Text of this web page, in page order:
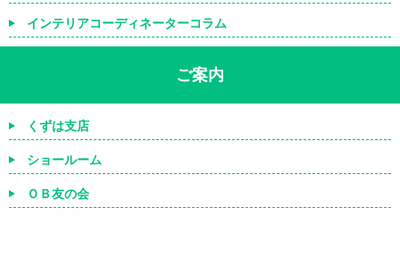
インテリアコーディネーターコラム
ご案内
くずは支店
ショールーム
ＯＢ友の会